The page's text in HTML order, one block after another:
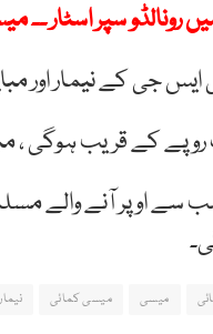
رونالڈو سپر اسٹار ۔۔
جی کے نیمار اور
میسی میسی کمائی نیمار